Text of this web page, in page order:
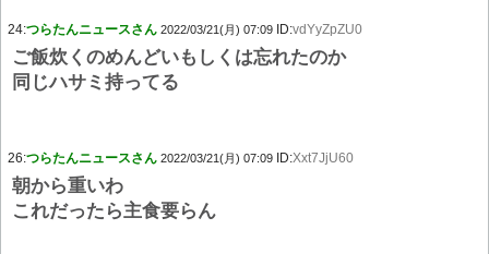
24:つらたんニュースさん 2022/03/21(月) 07:09 ID:vdYyZpZU0
ご飯炊くのめんどいもしくは忘れたのか
同じハサミ持ってる
26:つらたんニュースさん 2022/03/21(月) 07:09 ID:Xxt7JjU60
朝から重いわ
これだったら主食要らん